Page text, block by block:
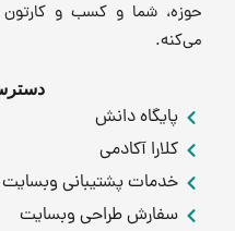
حوزه، شما و کسب و
می‌کنه.
پایگاه دانش
کلارا آکادمی
خدمات پشتیبانی وبسایت
سفارش طراحی وبسایت